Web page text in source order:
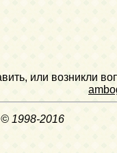
или возникли
1998-2016